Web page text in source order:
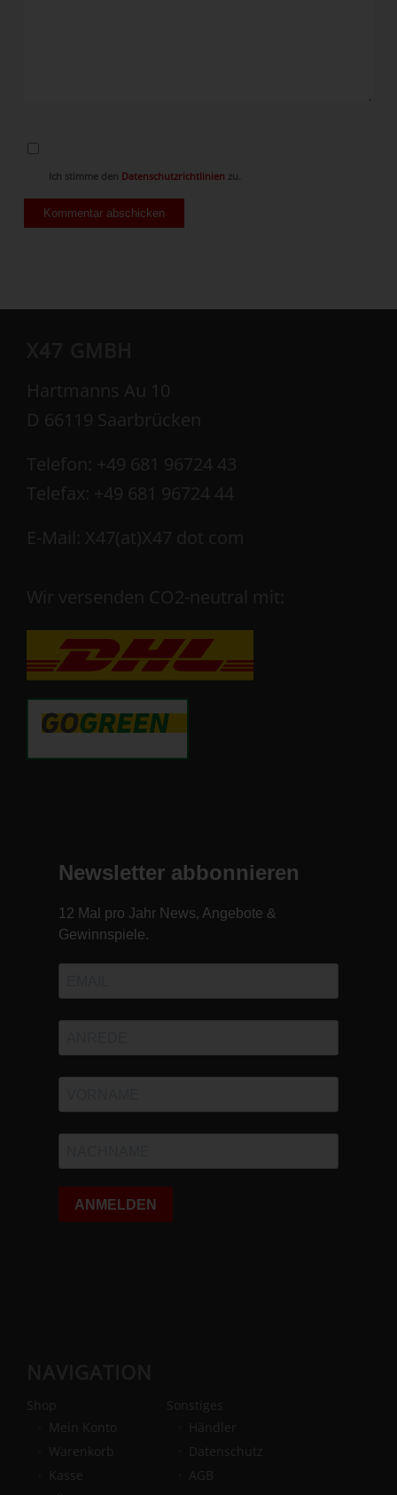
Ich stimme den Datenschutzrichtlinien zu.
Hartmanns Au 10
D 66119 Saarbrücken
Telefon: +49 681 96724 43
Telefax: +49 681 96724 44
E-Mail: X47(at)X47 dot com
Wir versenden CO2-neutral mit:
Shop
Mein Konto
Warenkorb
Kasse
Sonstiges
Händler
Datenschutz
AGB